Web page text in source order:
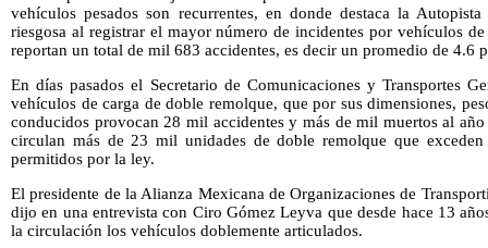
vehículos pesados son recurrentes, en donde destaca la
riesgosa al registrar el mayor número de incidentes por vehículos
reportan un total de mil 683 accidentes, es decir un promedio de 4.6
En días pasados el Secretario de Comunicaciones y Transportes
vehículos de carga de doble remolque, que por sus dimensiones,
conducidos provocan 28 mil accidentes y más de mil muertos al
circulan más de 23 mil unidades de doble remolque que
permitidos por la ley.
El presidente de la Alianza Mexicana de Organizaciones de
dijo en una entrevista con Ciro Gómez Leyva que desde hace 13
la circulación los vehículos doblemente articulados.